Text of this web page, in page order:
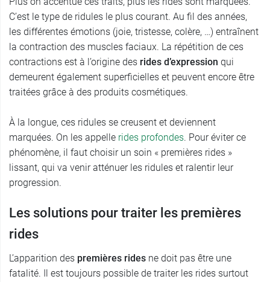
C’est le type de ridules le plus courant. Au fil des années,
les différentes émotions (joie, tristesse, colère, …) entraînent
la contraction des muscles faciaux. La répétition de ces
contractions est à l’origine des rides d’expression qui
demeurent également superficielles et peuvent encore être
traitées grâce à des produits cosmétiques.
À la longue, ces ridules se creusent et deviennent
marquées. On les appelle rides profondes. Pour éviter ce
phénomène, il faut choisir un soin « premières rides »
lissant, qui va venir atténuer les ridules et ralentir leur
progression.
Les solutions pour traiter les premières
rides
L’apparition des premières rides ne doit pas être une
fatalité. Il est toujours possible de traiter les rides surtout